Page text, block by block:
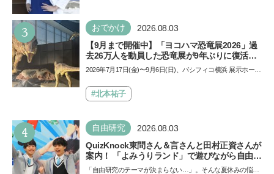
える背景とは
い…
3 おでかけ 2026.08.03
【9月まで開催中】「ヨコハマ恐竜展2026」過
去26万人を動員した恐竜展が9年ぶりに復活！
夏休みのおでかけで楽しむポイントを完全ガイ
2026年7月17日(金)〜9月6日(日)、パシフィコ横浜 展示ホール
催…#北本祐子
4 自由研究 2026.08.03
QuizKnock東問さん＆言さんと田村正資さんが
案内！ 「よみうりランド」で遊びながら自由研
究が進む期間限定イベントが開催
「自由研究のテーマが決まらない…」。そんな夏休みの悩み